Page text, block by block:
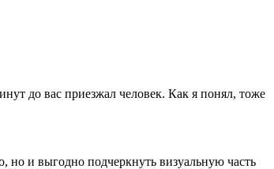
до вас приезжал человек. Как я понял, тоже
но и выгодно подчеркнуть визуальную часть